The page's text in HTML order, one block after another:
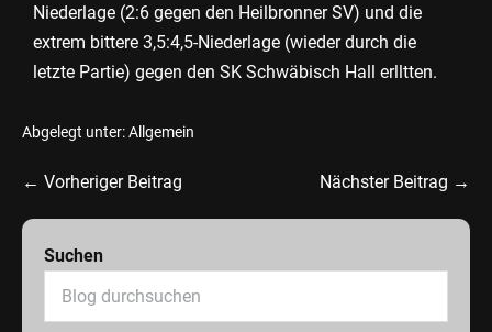
Niederlage (2:6 gegen den Heilbronner SV) und die
extrem bittere 3,5:4,5-Niederlage (wieder durch die
letzte Partie) gegen den SK Schwäbisch Hall erlltten.
Abgelegt unter:Allgemein
← Vorheriger Beitrag Nächster Beitrag →
Suchen